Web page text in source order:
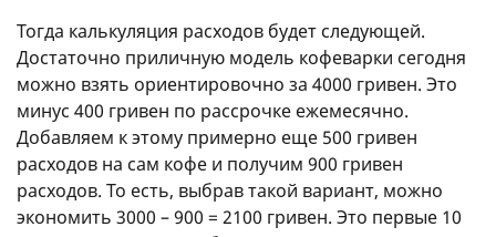
Тогда калькуляция расходов будет следующей.
Достаточно приличную модель кофеварки сегодня
можно взять ориентировочно за 4000 гривен. Это
минус 400 гривен по рассрочке ежемесячно.
Добавляем к этому примерно еще 500 гривен
расходов на сам кофе и получим 900 гривен
расходов. То есть, выбрав такой вариант, можно
экономить 3000 – 900 = 2100 гривен. Это первые 10